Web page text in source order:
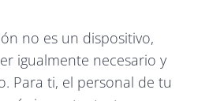
no es un dispositivo,
igualmente necesario y
Para ti, el personal de tu